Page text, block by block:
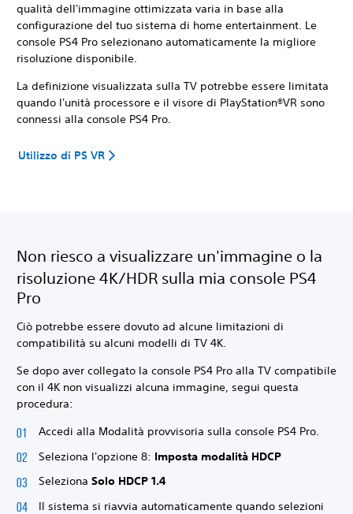
qualità dell'immagine ottimizzata varia in base alla
configurazione del tuo sistema di home entertainment. Le
console PS4 Pro selezionano automaticamente la migliore
risoluzione disponibile.
La definizione visualizzata sulla TV potrebbe essere limitata
quando l'unità processore e il visore di PlayStation®VR sono
connessi alla console PS4 Pro.
Utilizzo di PS VR
Non riesco a visualizzare un'immagine o la
risoluzione 4K/HDR sulla mia console PS4
Pro
Ciò potrebbe essere dovuto ad alcune limitazioni di
compatibilità su alcuni modelli di TV 4K.
Se dopo aver collegato la console PS4 Pro alla TV compatibile
con il 4K non visualizzi alcuna immagine, segui questa
procedura:
Accedi alla Modalità provvisoria sulla console PS4 Pro.
Seleziona l'opzione 8: Imposta modalità HDCP
Seleziona Solo HDCP 1.4
Il sistema si riavvia automaticamente quando selezioni